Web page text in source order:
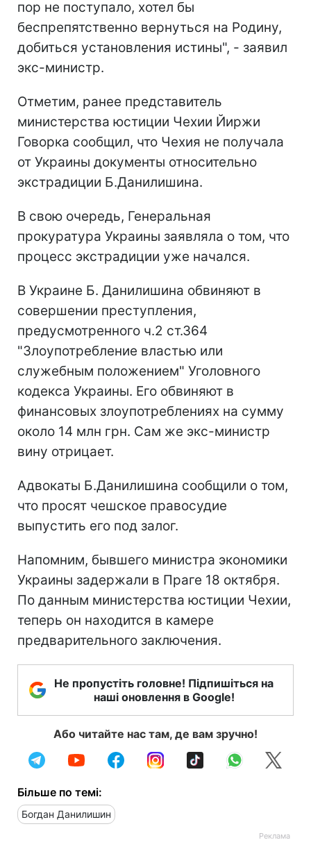
пор не поступало, хотел бы
беспрепятственно вернуться на Родину,
добиться установления истины", - заявил
экс-министр.
Отметим, ранее представитель
министерства юстиции Чехии Йиржи
Говорка сообщил, что Чехия не получала
от Украины документы относительно
экстрадиции Б.Данилишина.
В свою очередь, Генеральная
прокуратура Украины заявляла о том, что
процесс экстрадиции уже начался.
В Украине Б. Данилишина обвиняют в
совершении преступления,
предусмотренного ч.2 ст.364
"Злоупотребление властью или
служебным положением" Уголовного
кодекса Украины. Его обвиняют в
финансовых злоупотреблениях на сумму
около 14 млн грн. Сам же экс-министр
вину отрицает.
Адвокаты Б.Данилишина сообщили о том,
что просят чешское правосудие
выпустить его под залог.
Напомним, бывшего министра экономики
Украины задержали в Праге 18 октября.
По данным министерства юстиции Чехии,
теперь он находится в камере
предварительного заключения.
Не пропустіть головне! Підпишіться на
наші оновлення в Google!
Або читайте нас там, де вам зручно!
Більше по темі:
Богдан Данилишин